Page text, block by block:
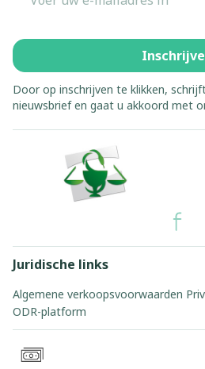
Door op inschrijven te klikken,
nieuwsbrief en gaat u akkoord met
Juridische links
Algemene verkoopsvoorwaarden
ODR-platform